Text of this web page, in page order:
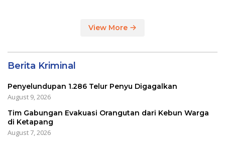
View More
Berita Kriminal
Penyelundupan 1.286 Telur Penyu Digagalkan
August 9, 2026
Tim Gabungan Evakuasi Orangutan dari Kebun Warga
di Ketapang
August 7, 2026